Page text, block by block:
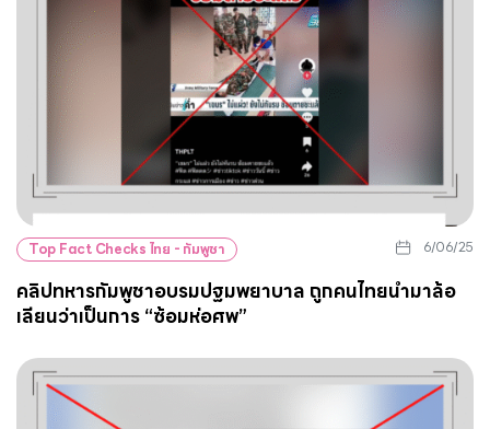
Top Fact Checks ไทย - กัมพูชา 6/06/25
คลิปทหารกัมพูชาอบรมปฐมพยาบาล ถูกคนไทยนำมาล้อ
เลียนว่าเป็นการ “ซ้อมห่อศพ”